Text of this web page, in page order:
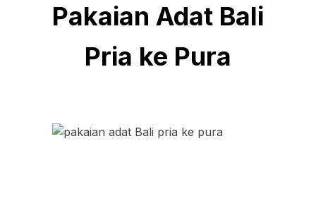
Pakaian Adat Bali
Pria ke Pura